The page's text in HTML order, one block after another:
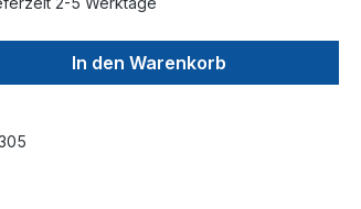
In den Warenkorb